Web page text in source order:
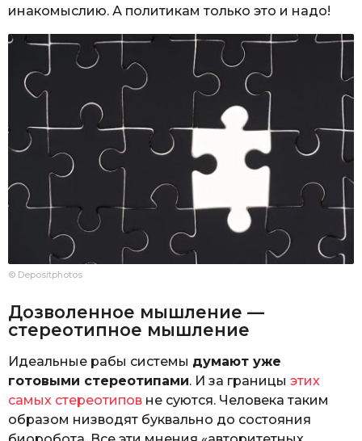
инакомыслию. А политикам только это и надо!
© Depositphotos
Дозволенное мышление —
стереотипное мышление
Идеальные рабы системы думают уже
готовыми стереотипами. И за границы этих
самых стереотипов не суются. Человека таким
образом низводят буквально до состояния